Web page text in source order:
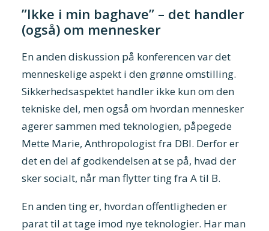
”Ikke i min baghave” – det handler
(også) om mennesker
En anden diskussion på konferencen var det
menneskelige aspekt i den grønne omstilling.
Sikkerhedsaspektet handler ikke kun om den
tekniske del, men også om hvordan mennesker
agerer sammen med teknologien, påpegede
Mette Marie, Anthropologist fra DBI. Derfor er
det en del af godkendelsen at se på, hvad der
sker socialt, når man flytter ting fra A til B.
En anden ting er, hvordan offentligheden er
parat til at tage imod nye teknologier. Har man